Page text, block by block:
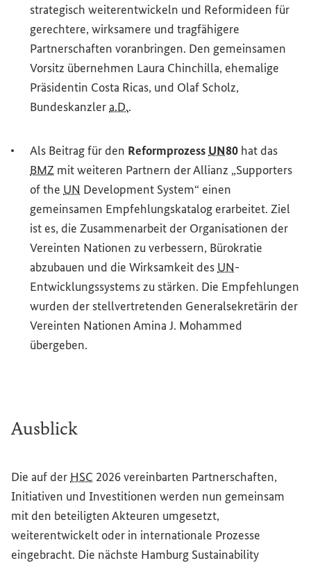
strategisch weiterentwickeln und Reformideen für
gerechtere, wirksamere und tragfähigere
Partnerschaften voranbringen. Den gemeinsamen
Vorsitz übernehmen Laura Chinchilla, ehemalige
Präsidentin Costa Ricas, und Olaf Scholz,
Bundeskanzlera.D..
Als Beitrag für den Reformprozess UN80 hat das
BMZ mit weiteren Partnern der Allianz „Supporters
of the UN Development System“ einen
gemeinsamen Empfehlungskatalog erarbeitet. Ziel
ist es, die Zusammenarbeit der Organisationen der
Vereinten Nationen zu verbessern, Bürokratie
abzubauen und die Wirksamkeit des UN-
Entwicklungssystems zu stärken. Die Empfehlungen
wurden der stellvertretenden Generalsekretärin der
Vereinten Nationen Amina J. Mohammed
übergeben.
Ausblick
Die auf der HSC 2026 vereinbarten Partnerschaften,
Initiativen und Investitionen werden nun gemeinsam
mit den beteiligten Akteuren umgesetzt,
weiterentwickelt oder in internationale Prozesse
eingebracht. Die nächste Hamburg Sustainability